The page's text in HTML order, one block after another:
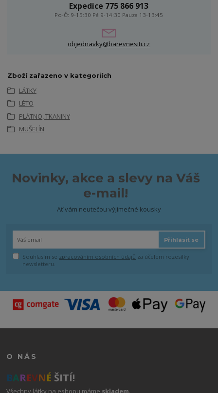
Expedice 775 866 913
Po-Čt 9-15:30 Pá 9-14:30 Pauza 13-13:45
objednavky@barevnesiti.cz
Zboží zařazeno v kategoriích
LÁTKY
LÉTO
PLÁTNO, TKANINY
MUŠELÍN
Novinky, akce a slevy na Váš
e-mail!
Ať vám neutečou výjimečné kousky
Přihlásit se
Souhlasím se zpracováním osobních údajů za účelem rozesílky
newsletteru.
O NÁS
BAREVNÉ ŠITÍ!
Všechny látky na eshopu máme skladem.